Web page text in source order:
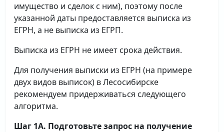
имущество и сделок с ним), поэтому после
указанной даты предоставляется выписка из
ЕГРН, а не выписка из ЕГРП.
Выписка из ЕГРН не имеет срока действия.
Для получения выписки из ЕГРН (на примере
двух видов выписок) в Лесосибирске
рекомендуем придерживаться следующего
алгоритма.
Шаг 1А. Подготовьте запрос на получение